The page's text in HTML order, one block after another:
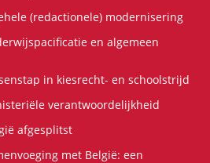
(redactionele) modernisering
en algemeen
in kiesrecht- en schoolstrijd
verantwoordelijkheid
afgesplitst
met België: een